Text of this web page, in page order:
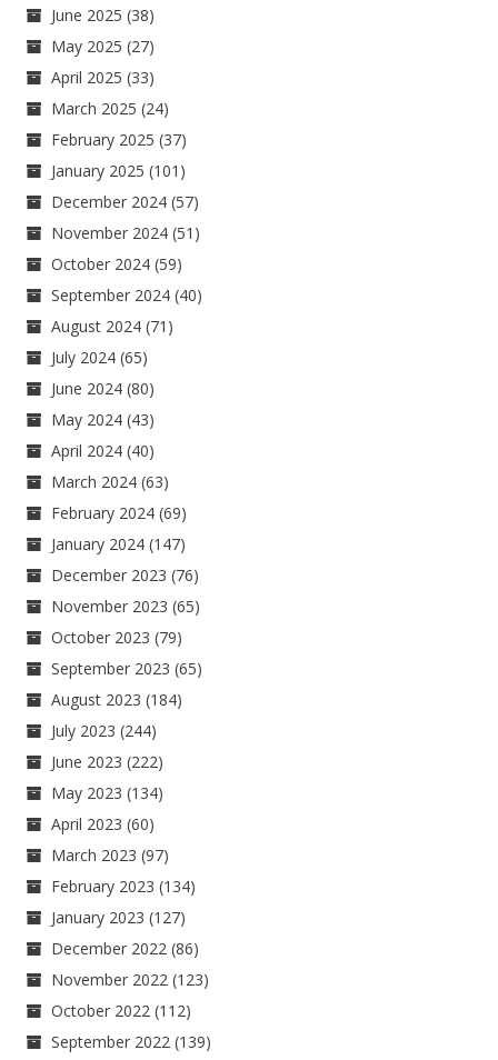
June 2025 (38)
May 2025 (27)
April 2025 (33)
March 2025 (24)
February 2025 (37)
January 2025 (101)
December 2024 (57)
November 2024 (51)
October 2024 (59)
September 2024 (40)
August 2024 (71)
July 2024 (65)
June 2024 (80)
May 2024 (43)
April 2024 (40)
March 2024 (63)
February 2024 (69)
January 2024 (147)
December 2023 (76)
November 2023 (65)
October 2023 (79)
September 2023 (65)
August 2023 (184)
July 2023 (244)
June 2023 (222)
May 2023 (134)
April 2023 (60)
March 2023 (97)
February 2023 (134)
January 2023 (127)
December 2022 (86)
November 2022 (123)
October 2022 (112)
September 2022 (139)